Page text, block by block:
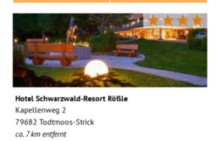
★★★★
Hotel Schwarzwald-Resort Rößle
Kapellenweg 2
79682 Todtmoos-Strick
ca. 7 km entfernt